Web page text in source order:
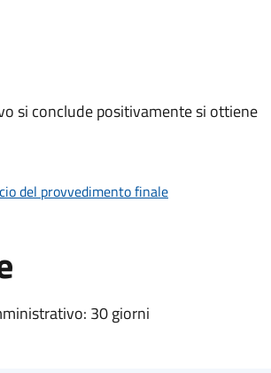
si conclude positivamente si ottiene
del provvedimento finale
30 giorni